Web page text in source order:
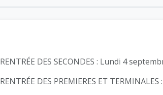
RENTRÉE DES SECONDES : Lundi 4
RENTRÉE DES PREMIERES ET